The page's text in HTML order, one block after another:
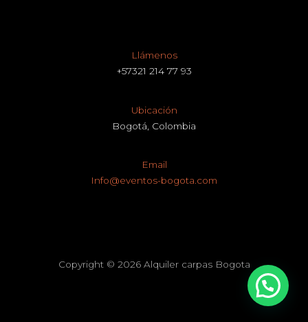
Llámenos
+57321 214 77 93
Ubicación
Bogotá, Colombia
Email
Info@eventos-bogota.com
Copyright © 2026 Alquiler carpas Bogota